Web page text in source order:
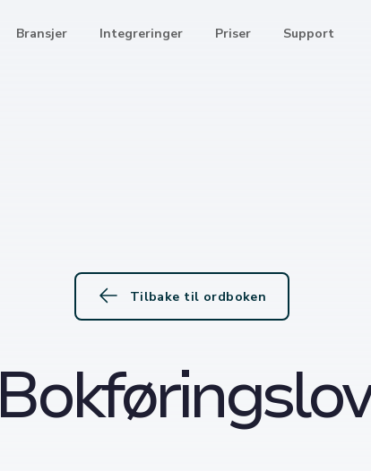
Bransjer Integreringer Priser Support
Tilbake til ordboken
Bokføringslov